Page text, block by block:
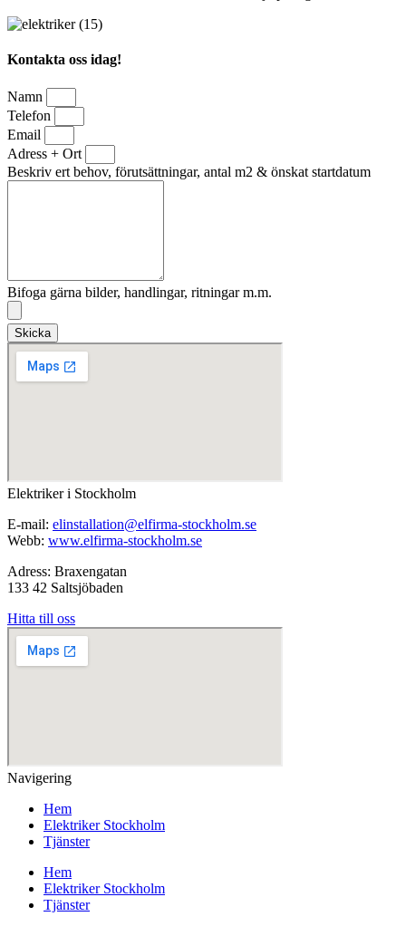
Kontakta oss idag!
Namn
Telefon
Email
Adress + Ort
Beskriv ert behov, förutsättningar, antal m2 & önskat startdatum
Bifoga gärna bilder, handlingar, ritningar m.m.
Skicka
Elektriker i Stockholm
E-mail: elinstallation@elfirma-stockholm.se
Webb: www.elfirma-stockholm.se
Adress: Braxengatan
133 42 Saltsjöbaden
Hitta till oss
Navigering
Hem
Elektriker Stockholm
Tjänster
Hem
Elektriker Stockholm
Tjänster